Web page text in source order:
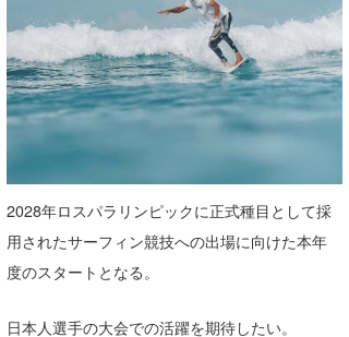
2028年ロスパラリンピックに正式種目として採
用されたサーフィン競技への出場に向けた本年
度のスタートとなる。
日本人選手の大会での活躍を期待したい。
VAGY
waka☆=
YUKI☆
ハンマー
まっきー